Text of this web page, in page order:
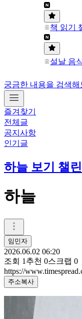
책 읽기
설날 음
궁금한 내용을 검색해
즐겨찾기
전체글
공지사항
인기글
하늘 보기 챌린
하늘
임민자
2026.06.02 06:20
조회 1 추천 0스크랩 0
https://
주소복사